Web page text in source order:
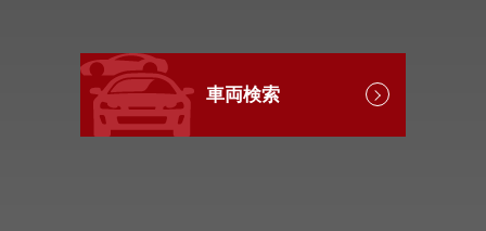
車両検索